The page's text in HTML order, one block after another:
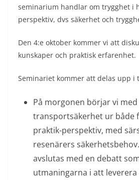
seminarium handlar om trygghet i
perspektiv, dvs säkerhet och
Den 4:e oktober kommer vi att
kunskaper och praktisk erfarenhet.
Seminariet kommer att delas upp i
På morgonen börjar vi
transportsäkerhet ur både
praktik-perspektiv, med
resenärers
avslutas med en debatt
utmaningarna i att